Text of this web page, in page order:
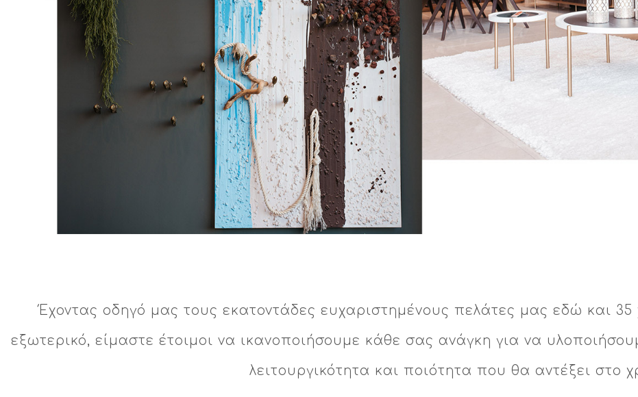
Έχοντας οδηγό μας τους εκατοντάδες ευχαριστημένους πελάτες μας εδώ και 35
εξωτερικό, είμαστε έτοιμοι να ικανοποιήσουμε κάθε σας ανάγκη για να
λειτουργικότητα και ποιότητα που θα αντέξει στο